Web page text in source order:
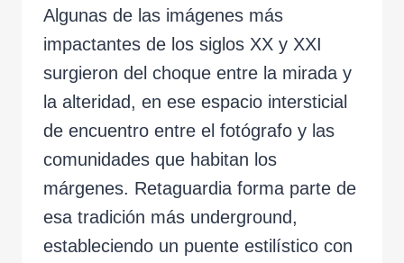
Algunas de las imágenes más
impactantes de los siglos XX y XXI
surgieron del choque entre la mirada y
la alteridad, en ese espacio intersticial
de encuentro entre el fotógrafo y las
comunidades que habitan los
márgenes. Retaguardia forma parte de
esa tradición más underground,
estableciendo un puente estilístico con